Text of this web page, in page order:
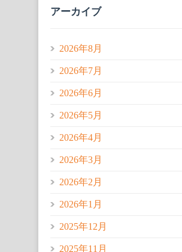
アーカイブ
2026年8月
2026年7月
2026年6月
2026年5月
2026年4月
2026年3月
2026年2月
2026年1月
2025年12月
2025年11月